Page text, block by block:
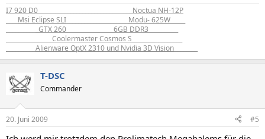
I7 920 D0
Noctua NH-12P
Msi Eclipse SLI
Modu- 625W_____
_GTX 260________________6GB DDR3__________
_______________ Coolermaster Cosmos S________
Alienware OptX 2310 und Nvidia 3D Vision
T-DSC
Commander
20. Juni 2009 #5